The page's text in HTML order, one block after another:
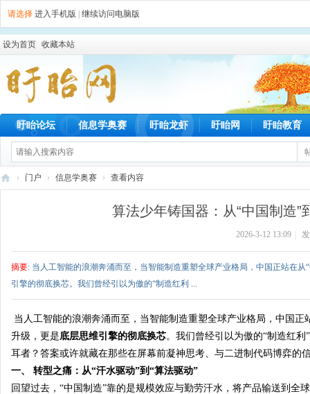
请选择 进入手机版 继续访问电脑版
设为首页 收藏本站
盱眙论坛 信息学奥赛 盱眙龙虾 盱眙网 盱眙教育
› 门户 › 信息学奥赛 › 查看内容
算法少年铸国器：从“中国制造”
2026-3-12 13:09
摘要: 当人工智能的浪潮奔涌而至，当智能制造重塑全球产业格局，中国正站在
引擎的彻底换芯。我们曾经引以为傲的“制造红利 ...
当人工智能的浪潮奔涌而至，当智能制造重塑全球产业格局，中国
升级，更是底层思维引擎的彻底换芯。我们曾经引以为傲的“制造红
耳者？答案或许就藏在那些在屏幕前凝神思考、与二进制代码博弈的
一、 转型之痛：从“汗水驱动”到“算法驱动”
回望过去，“中国制造”靠的是规模效应与勤劳汗水，将产品输送到全